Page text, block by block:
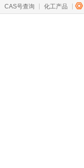
CAS号查询 化工产品